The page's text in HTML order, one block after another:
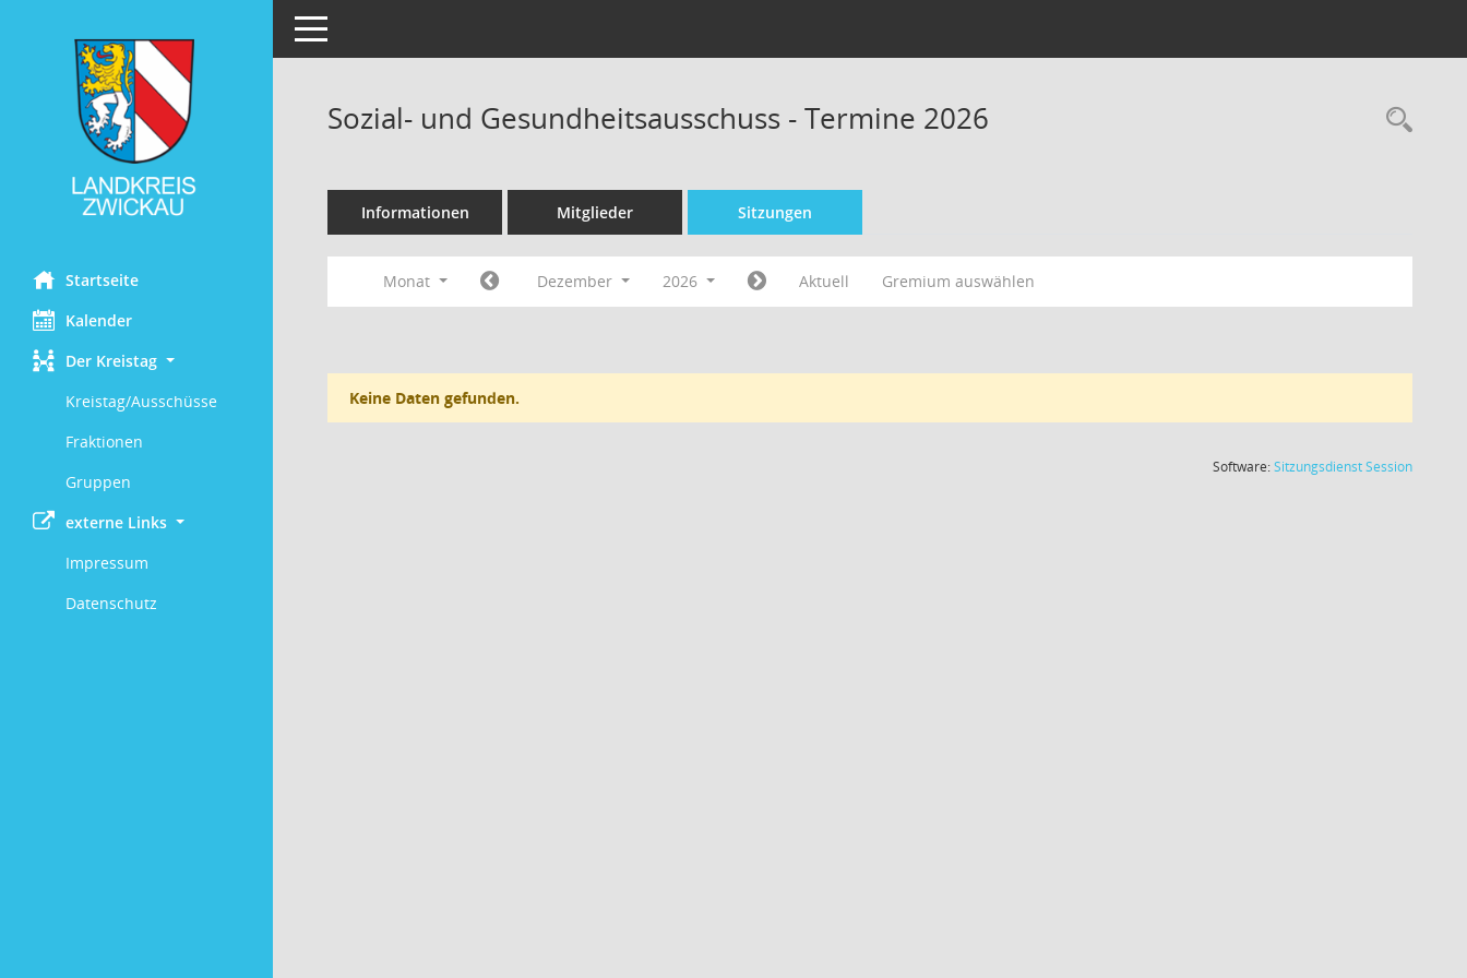
Startseite
Kalender
Der Kreistag
Kreistag/Ausschüsse
Fraktionen
Gruppen
externe Links
Impressum
Datenschutz
Toggle navigation
Sozial- und Gesundheitsausschuss - Termine 2026
Informationen Mitglieder Sitzungen
Monat Dezember 2026 Aktuell Gremium auswählen
Keine Daten gefunden.
Software:SitzungsdienstSession(Wird in